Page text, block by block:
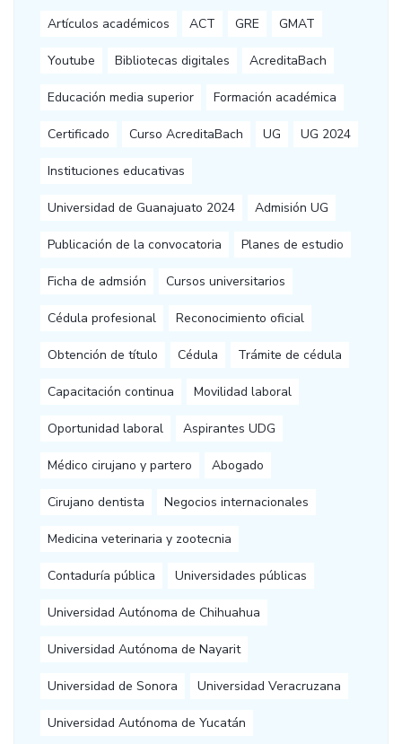
Artículos académicos ACT GRE GMAT
Youtube Bibliotecas digitales AcreditaBach
Educación media superior Formación académica
Certificado Curso AcreditaBach UG UG 2024
Instituciones educativas
Universidad de Guanajuato 2024 Admisión UG
Publicación de la convocatoria Planes de estudio
Ficha de admsión Cursos universitarios
Cédula profesional Reconocimiento oficial
Obtención de título Cédula Trámite de cédula
Capacitación continua Movilidad laboral
Oportunidad laboral Aspirantes UDG
Médico cirujano y partero Abogado
Cirujano dentista Negocios internacionales
Medicina veterinaria y zootecnia
Contaduría pública Universidades públicas
Universidad Autónoma de Chihuahua
Universidad Autónoma de Nayarit
Universidad de Sonora Universidad Veracruzana
Universidad Autónoma de Yucatán